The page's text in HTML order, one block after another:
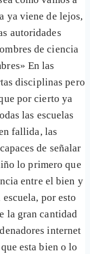
ya viene de lejos,
autoridades
de ciencia
En las
disciplinas pero
por cierto ya
las escuelas
fallida, las
de señalar
lo primero que
entre el bien y
por esto
la gran cantidad
internet
esta bien o lo